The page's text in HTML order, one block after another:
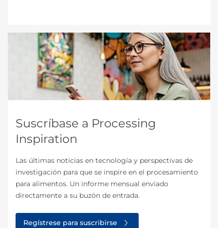
Suscríbase a Processing
Inspiration
Las últimas noticias en tecnología y perspectivas de
investigación para que se inspire en el procesamiento
para alimentos. Un informe mensual enviado
directamente a su buzón de entrada.
Regístrese para suscribirse